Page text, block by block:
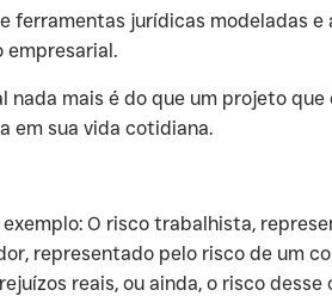
ferramentas jurídicas modeladas
empresarial.
nada mais é do que um projeto
em sua vida cotidiana.
O risco trabalhista,
representado pelo risco de um
reais, ou ainda, o risco